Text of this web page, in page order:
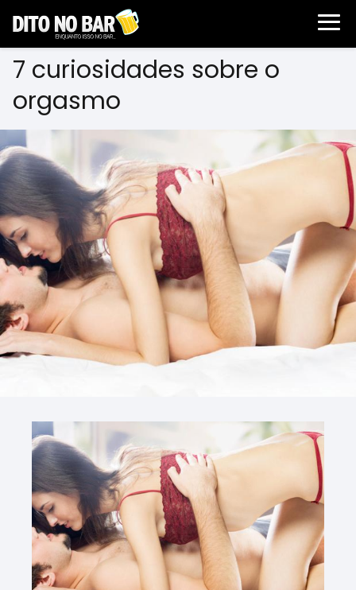
7 curiosidades sobre o
orgasmo